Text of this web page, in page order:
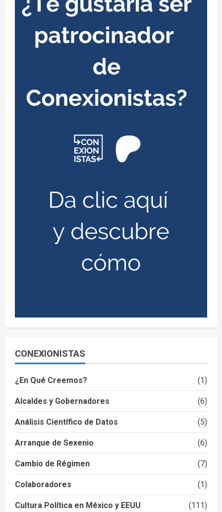
CONEXIONISTAS
¿En Qué Creemos? (1)
Alcaldes y Gobernadores (6)
Análisis Científico de Datos (5)
Arranque de Sexenio (6)
Cambio de Régimen (7)
Colaboradores (1)
Cultura Política en México y EEUU (111)